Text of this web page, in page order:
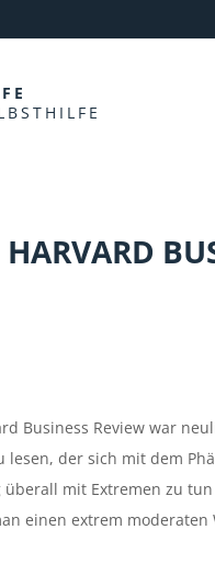
HARVARD
Business Review war
lesen, der sich mit dem
überall mit Extremen zu
einen extrem moderaten